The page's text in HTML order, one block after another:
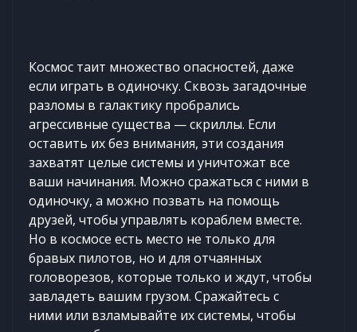
Космос таит множество опасностей, даже
если играть в одиночку. Сквозь загадочные
разломы в галактику пробрались
агрессивные существа — скриллы. Если
оставить их без внимания, эти создания
захватят целые системы и уничтожат все
ваши начинания. Можно сражаться с ними в
одиночку, а можно позвать на помощь
друзей, чтобы управлять кораблем вместе.
Но в космосе есть место не только для
бравых пилотов, но и для отчаянных
головорезов, которые только и ждут, чтобы
завладеть вашим грузом. Сражайтесь с
ними или взламывайте их системы, чтобы